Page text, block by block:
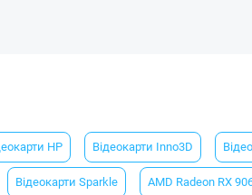
HP Відеокарти Inno3D
Відеокарти Sparkle AMD Radeon RX